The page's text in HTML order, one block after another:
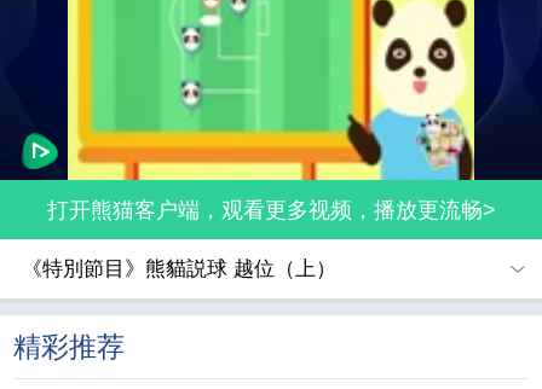
打开熊猫客户端，观看更多视频，播放更流畅>
《特別節目》熊貓説球 越位（上）
精彩推荐